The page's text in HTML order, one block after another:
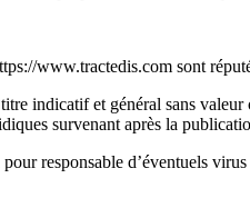
www.tractedis.com sont
indicatif et général sans
survenant après la
responsable d’éventuels